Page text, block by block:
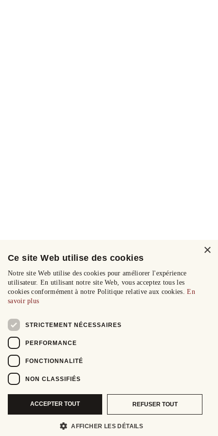
×
Ce site Web utilise des cookies
Notre site Web utilise des cookies pour améliorer l'expérience
utilisateur. En utilisant notre site Web, vous acceptez tous les
cookies conformément à notre Politique relative aux cookies.En
savoir plus
STRICTEMENT NÉCESSAIRES
PERFORMANCE
FONCTIONNALITÉ
NON CLASSIFIÉS
ACCEPTER TOUT REFUSER TOUT
AFFICHER LES DÉTAILS